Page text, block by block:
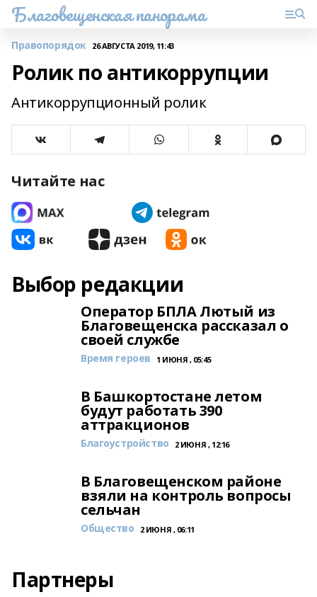
Благовещенская панорама
Правопорядок 26 АВГУСТА 2019, 11:43
Ролик по антикоррупции
Антикоррупционный ролик
Читайте нас
Выбор редакции
Оператор БПЛА Лютый из
Благовещенска рассказал о
своей службе
Время героев 1 ИЮНЯ , 05:45
В Башкортостане летом
будут работать 390
аттракционов
Благоустройство 2 ИЮНЯ , 12:16
В Благовещенском районе
взяли на контроль вопросы
сельчан
Общество 2 ИЮНЯ , 06:11
Партнеры